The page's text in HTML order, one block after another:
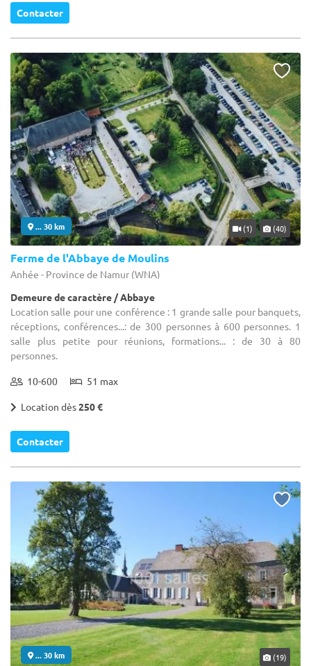
Contacter
... 30 km (1) (40)
Ferme de l'Abbaye de Moulins
Anhée - Province de Namur (WNA)
Demeure de caractère / Abbaye
Location salle pour une conférence : 1 grande salle pour banquets,
réceptions, conférences...: de 300 personnes à 600 personnes. 1
salle plus petite pour réunions, formations... : de 30 à 80
personnes.
10-600 51 max
Location dès250 €
Contacter
... 30 km (19)